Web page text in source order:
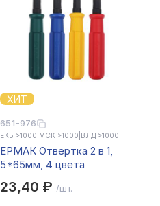
ХИТ
651-976
ЕКБ >1000 МСК >1000 ВЛД >1000
ЕРМАК Отвертка 2 в 1,
5*65мм, 4 цвета
23,40 ₽ /шт.